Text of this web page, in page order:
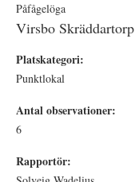
Påfågelöga
Virsbo Skräddartorp
Platskategori:
Punktlokal
Antal observationer:
6
Rapportör: